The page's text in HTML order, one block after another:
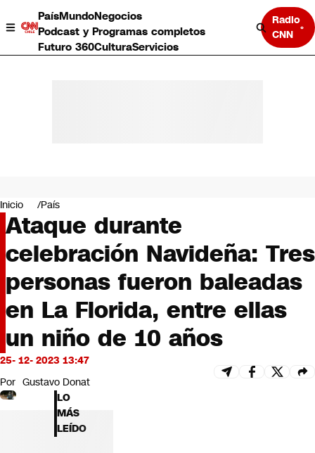
PaísMundoNegocios
Podcast y Programas completos
Futuro 360CulturaServicios
Radio
CNN
Negocios
Deportes
Programas completos
Cultura
Servicios
Bits
CNN tiempo
Futuro 360
Opinión
Inicio País
Ataque durante
celebración Navideña: Tres
personas fueron baleadas
en La Florida, entre ellas
un niño de 10 años
25- 12- 2023 13:47
Por Gustavo Donat
LO
MÁS
LEÍDO